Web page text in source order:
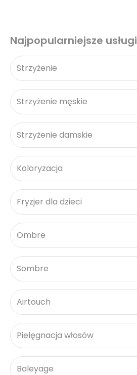
Najpopularniejsze usługi
Strzyżenie
Strzyżenie męskie
Strzyżenie damskie
Koloryzacja
Fryzjer dla dzieci
Ombre
Sombre
Airtouch
Pielęgnacja włosów
Baleyage